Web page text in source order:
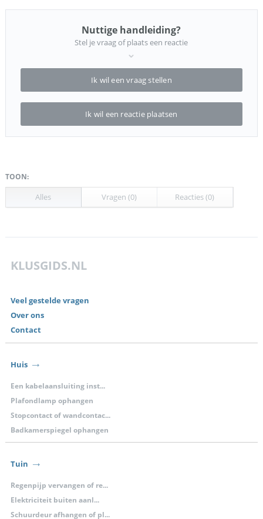
Nuttige handleiding?
Stel je vraag of plaats een reactie
Ik wil een vraag stellen
Ik wil een reactie plaatsen
TOON:
Alles Vragen (0) Reacties (0)
KLUSGIDS.NL
Veel gestelde vragen
Over ons
Contact
Huis
Een kabelaansluiting inst...
Plafondlamp ophangen
Stopcontact of wandcontac...
Badkamerspiegel ophangen
Tuin
Regenpijp vervangen of re...
Elektriciteit buiten aanl...
Schuurdeur afhangen of pl...